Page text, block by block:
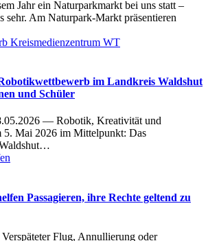
Jahr ein Naturparkmarkt bei uns statt –
sehr. Am Naturpark-Markt präsentieren
im Landkreis Waldshut
und Schüler
— Robotik, Kreativität und
5. Mai 2026 im Mittelpunkt: Das
Passagieren, ihre Rechte geltend zu
Flug, Annullierung oder